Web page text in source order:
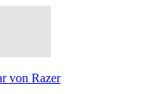
von Razer